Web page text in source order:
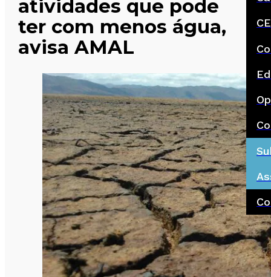
atividades que pode
ter com menos água,
avisa AMAL